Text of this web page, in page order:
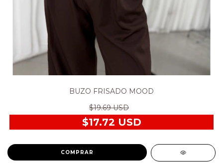
BUZO FRISADO MOOD
$19.69 USD
$17.72 USD
COMPRAR